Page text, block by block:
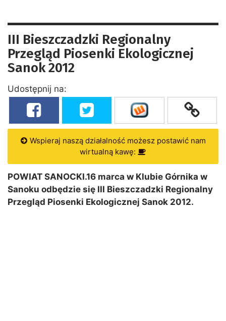
III Bieszczadzki Regionalny
Przegląd Piosenki Ekologicznej
Sanok 2012
Udostępnij na:
Wspieraj naszą działalność możesz postawić nam
wirtualną kawę:
POWIAT SANOCKI.16 marca w Klubie Górnika w
Sanoku odbędzie się III Bieszczadzki Regionalny
Przegląd Piosenki Ekologicznej Sanok 2012.